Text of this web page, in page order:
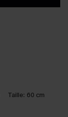
Taille: 60 cm